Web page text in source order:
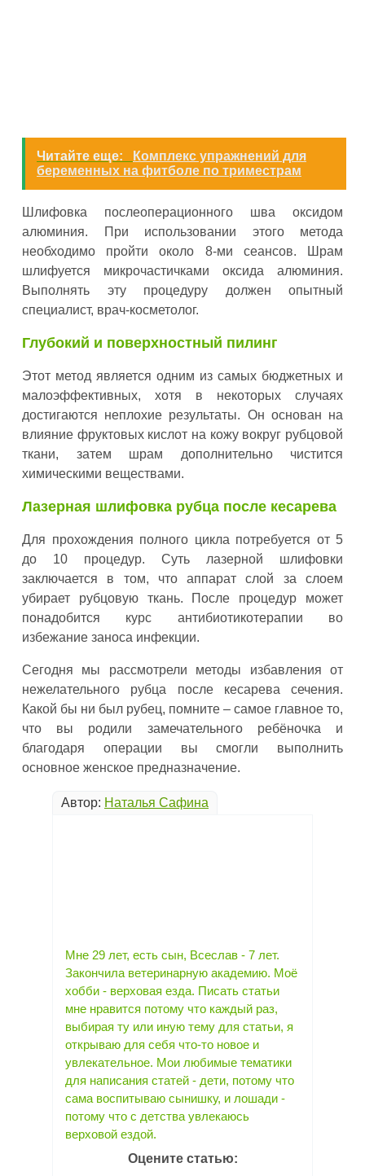
Читайте еще:
Комплекс упражнений для
беременных на фитболе по триместрам
Шлифовка послеоперационного шва оксидом
алюминия. При использовании этого метода
необходимо пройти около 8-ми сеансов. Шрам
шлифуется микрочастичками оксида алюминия.
Выполнять эту процедуру должен опытный
специалист, врач-косметолог.
Глубокий и поверхностный пилинг
Этот метод является одним из самых бюджетных и
малоэффективных, хотя в некоторых случаях
достигаются неплохие результаты. Он основан на
влияние фруктовых кислот на кожу вокруг рубцовой
ткани, затем шрам дополнительно чистится
химическими веществами.
Лазерная шлифовка рубца после кесарева
Для прохождения полного цикла потребуется от 5
до 10 процедур. Суть лазерной шлифовки
заключается в том, что аппарат слой за слоем
убирает рубцовую ткань. После процедур может
понадобится курс антибиотикотерапии во
избежание заноса инфекции.
Сегодня мы рассмотрели методы избавления от
нежелательного рубца после кесарева сечения.
Какой бы ни был рубец, помните – самое главное то,
что вы родили замечательного ребёночка и
благодаря операции вы смогли выполнить
основное женское предназначение.
Автор: Наталья Сафина
Мне 29 лет, есть сын, Всеслав - 7 лет.
Закончила ветеринарную академию. Моё
хобби - верховая езда. Писать статьи
мне нравится потому что каждый раз,
выбирая ту или иную тему для статьи, я
открываю для себя что-то новое и
увлекательное. Мои любимые тематики
для написания статей - дети, потому что
сама воспитываю сынишку, и лошади -
потому что с детства увлекаюсь
верховой ездой.
Оцените статью: